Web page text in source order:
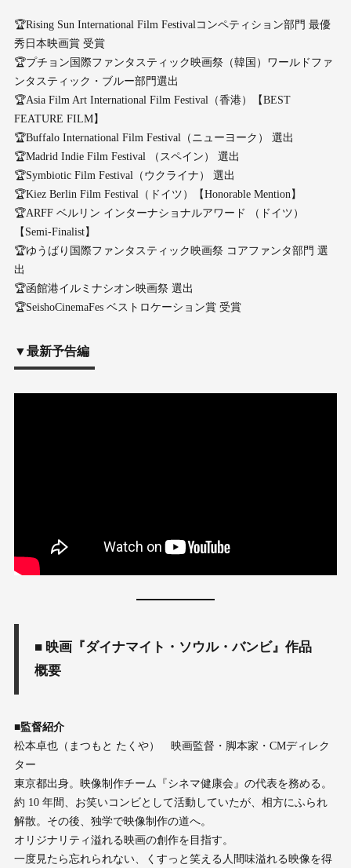
🏆Rising Sun International Film Festivalコンペティション部門 最優
秀日本映画賞 受賞
🏆プチョン国際ファンタスティック映画祭（韓国）ワールドファ
ンタスティック・ブルー部門選出
🏆Asia Film Art International Film Festival（香港）【BEST
FEATURE FILM】
🏆Buffalo International Film Festival（ニューヨーク） 選出
🏆Madrid Indie Film Festival （スペイン） 選出
🏆Symbiotic Film Festival（ウクライナ） 選出
🏆Kiez Berlin Film Festival（ドイツ）【Honorable Mention】
🏆ARFF ベルリン インターナショナルアワード （ドイツ）
【Semi-Finalist】
🏆ゆうばり国際ファンタスティック映画祭 コアファンタ部門 選
出
🏆函館港イルミナシオン映画祭 選出
🏆SeishoCinemaFes ベストロケーション賞 受賞
▼最新予告編
■ 映画『ダイナマイト・ソウル・バンビ』作品
概要
■監督紹介
松本卓也（まつもと たくや） 映画監督・脚本家・CMディレク
ター
東京都出身。映像制作チーム『シネマ健康会』の代表を務める。
約 10 年間、お笑いコンビとして活動していたが、相方にふられ
解散。その後、独学で映像制作の道へ。
オリジナリティ溢れる映画の創作を目指す。
一度見たら忘れられない、くすっと笑える人間味溢れる映像を得